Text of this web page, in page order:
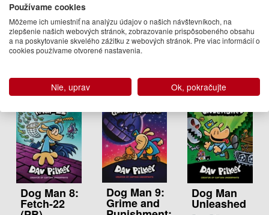
Fleas PB
Dav Pilkey
13.95 €
Na sklade
Dav Pilkey
13.95 €
Dodanie do
Rolls
Dav Pilkey
14.50 €
Dog Man 8:
Fetch-22
Dog Man 9:
Grime and
Dog Man
Unleashed
Používame cookies
Môžeme ich umiestniť na analýzu údajov o našich návštevníkoch, na
zlepšenie našich webových stránok, zobrazovanie prispôsobeného obsahu
a na poskytovanie skvelého zážitku z webových stránok. Pre viac informácií o
cookies používame otvorené nastavenia.
Nie, uprav Ok, pokračujte